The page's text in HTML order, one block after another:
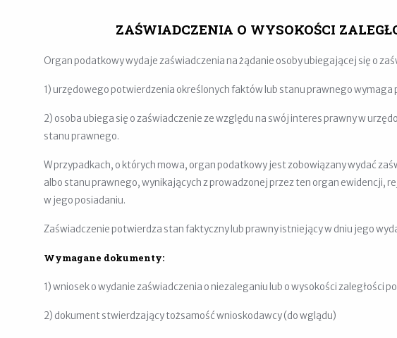
ZAŚWIADCZENIA O WYSOKOŚCI
Organ podatkowy wydaje zaświadczenia na żądanie osoby ubiegającej się o
1) urzędowego potwierdzenia określonych faktów lub stanu prawnego wymaga
2) osoba ubiega się o zaświadczenie ze względu na swój interes prawny w
stanu prawnego.
W przypadkach, o których mowa, organ podatkowy jest zobowiązany wydać
albo stanu prawnego, wynikających z prowadzonej przez ten organ ewidencji,
w jego posiadaniu.
Zaświadczenie potwierdza stan faktyczny lub prawny istniejący w dniu jego
Wymagane dokumenty:
1) wniosek o wydanie zaświadczenia o niezaleganiu lub o wysokości zaległości
2) dokument stwierdzający tożsamość wnioskodawcy (do wglądu)